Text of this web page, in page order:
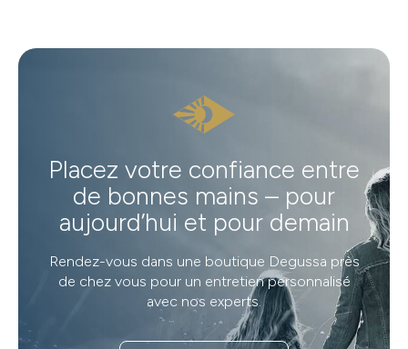
Placez votre confiance entre
de bonnes mains – pour
aujourd’hui et pour demain
Rendez-vous dans une boutique Degussa près
de chez vous pour un entretien personnalisé
avec nos experts.